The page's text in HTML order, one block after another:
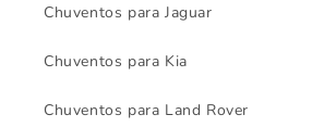
Chuventos para Jaguar
Chuventos para Kia
Chuventos para Land Rover